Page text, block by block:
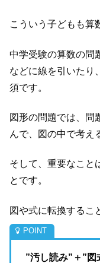
こういう子どもも算
中学受験の算数の問
などに線を引いたり
須です。
図形の問題では、問
んで、図の中で考え
そして、重要なこと
とです。
図や式に転換するこ
”汚し読み”＋”図